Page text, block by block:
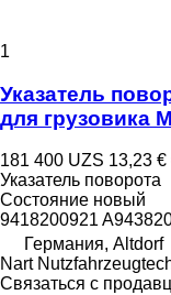
1
Указатель
для грузовика
181 400 UZS 13,23 €
Указатель поворота
Состояние новый
9418200921
Германия, Altdorf
Nart
Связаться с